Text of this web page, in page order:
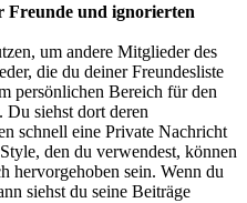
Freunde und ignorierten
um andere Mitglieder des
die du deiner Freundesliste
persönlichen Bereich für den
siehst dort deren
schnell eine Private Nachricht
den du verwendest, können
hervorgehoben sein. Wenn du
siehst du seine Beiträge